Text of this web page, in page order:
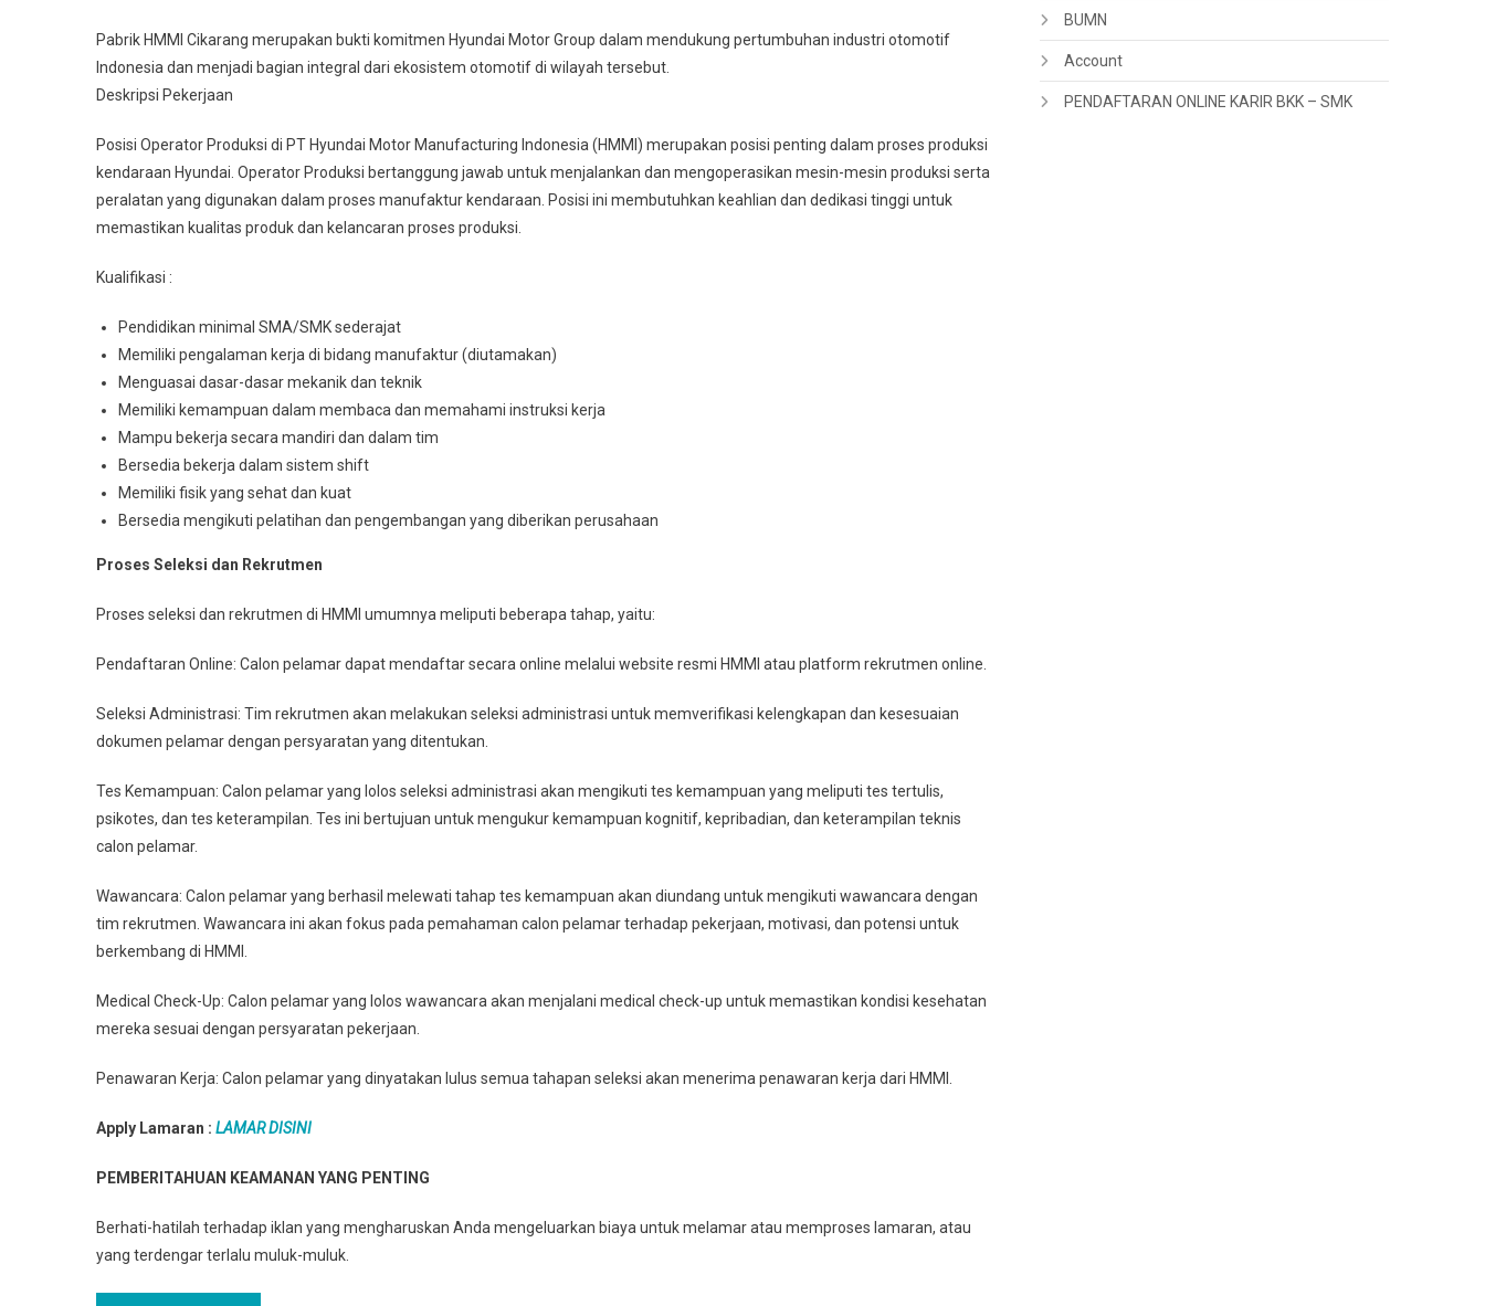
Pabrik HMMI Cikarang merupakan bukti komitmen Hyundai Motor Group dalam mendukung pertumbuhan industri otomotif
Indonesia dan menjadi bagian integral dari ekosistem otomotif di wilayah tersebut.
Deskripsi Pekerjaan
Posisi Operator Produksi di PT Hyundai Motor Manufacturing Indonesia (HMMI) merupakan posisi penting dalam proses produksi
kendaraan Hyundai. Operator Produksi bertanggung jawab untuk menjalankan dan mengoperasikan mesin-mesin produksi serta
peralatan yang digunakan dalam proses manufaktur kendaraan. Posisi ini membutuhkan keahlian dan dedikasi tinggi untuk
memastikan kualitas produk dan kelancaran proses produksi.
Kualifikasi :
Pendidikan minimal SMA/SMK sederajat
Memiliki pengalaman kerja di bidang manufaktur (diutamakan)
Menguasai dasar-dasar mekanik dan teknik
Memiliki kemampuan dalam membaca dan memahami instruksi kerja
Mampu bekerja secara mandiri dan dalam tim
Bersedia bekerja dalam sistem shift
Memiliki fisik yang sehat dan kuat
Bersedia mengikuti pelatihan dan pengembangan yang diberikan perusahaan
Proses Seleksi dan Rekrutmen
Proses seleksi dan rekrutmen di HMMI umumnya meliputi beberapa tahap, yaitu:
Pendaftaran Online: Calon pelamar dapat mendaftar secara online melalui website resmi HMMI atau platform rekrutmen online.
Seleksi Administrasi: Tim rekrutmen akan melakukan seleksi administrasi untuk memverifikasi kelengkapan dan kesesuaian
dokumen pelamar dengan persyaratan yang ditentukan.
Tes Kemampuan: Calon pelamar yang lolos seleksi administrasi akan mengikuti tes kemampuan yang meliputi tes tertulis,
psikotes, dan tes keterampilan. Tes ini bertujuan untuk mengukur kemampuan kognitif, kepribadian, dan keterampilan teknis
calon pelamar.
Wawancara: Calon pelamar yang berhasil melewati tahap tes kemampuan akan diundang untuk mengikuti wawancara dengan
tim rekrutmen. Wawancara ini akan fokus pada pemahaman calon pelamar terhadap pekerjaan, motivasi, dan potensi untuk
berkembang di HMMI.
Medical Check-Up: Calon pelamar yang lolos wawancara akan menjalani medical check-up untuk memastikan kondisi kesehatan
mereka sesuai dengan persyaratan pekerjaan.
Penawaran Kerja: Calon pelamar yang dinyatakan lulus semua tahapan seleksi akan menerima penawaran kerja dari HMMI.
Apply Lamaran : LAMAR DISINI
PEMBERITAHUAN KEAMANAN YANG PENTING
Berhati-hatilah terhadap iklan yang mengharuskan Anda mengeluarkan biaya untuk melamar atau memproses lamaran, atau
yang terdengar terlalu muluk-muluk.
BUMN
Account
PENDAFTARAN ONLINE KARIR BKK – SMK